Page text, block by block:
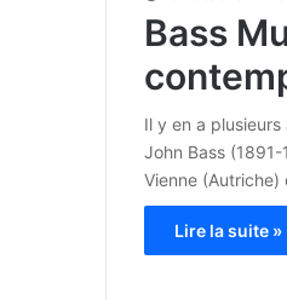
Bass
Il y en a plusieurs
John Bass
Vienne (Autriche)
Lire la suite »